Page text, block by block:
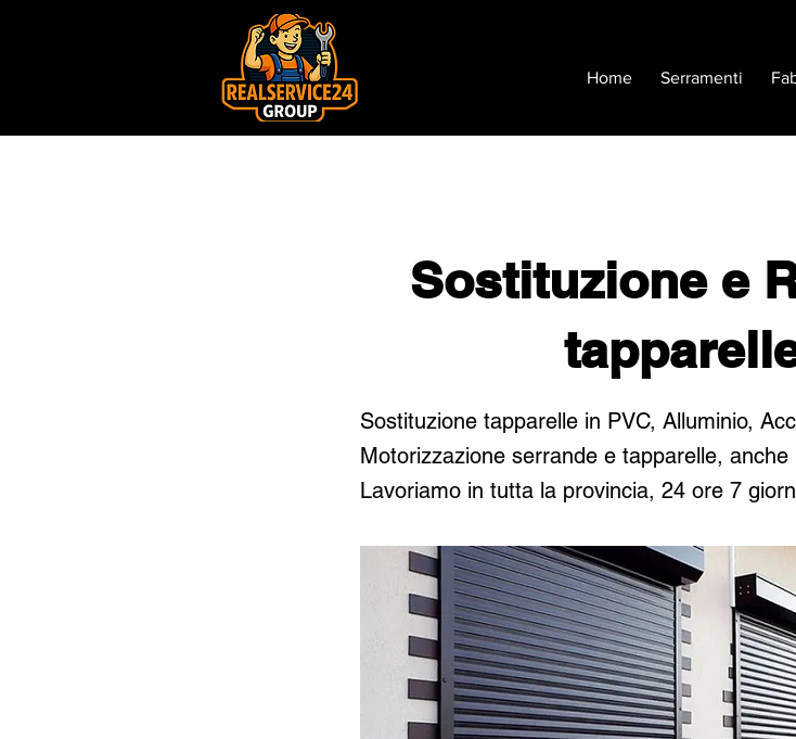
Home Serramenti
Sostituzione e
Sostituzione tapparelle in PVC, Alluminio,
Motorizzazione serrande e tapparelle, anche
Lavoriamo in tutta la provincia, 24 ore 7